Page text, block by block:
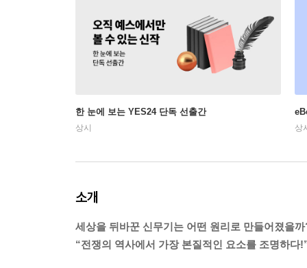
한 눈에 보는 YES24 단독 선출간
상시 상
소개
세상을 뒤바꾼 신무기는 어떤 원리로 만들어졌을
“전쟁의 역사에서 가장 본질적인 요소를 조명하다